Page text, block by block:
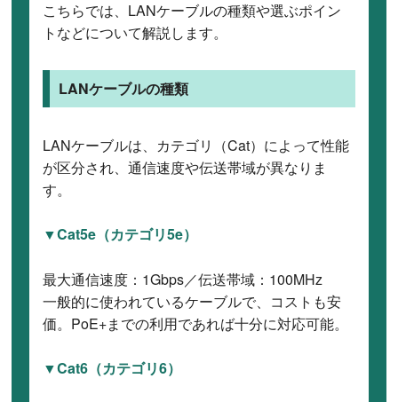
こちらでは、LANケーブルの種類や選ぶポイン
トなどについて解説します。
LANケーブルの種類
LANケーブルは、カテゴリ（Cat）によって性能
が区分され、通信速度や伝送帯域が異なりま
す。
▼Cat5e（カテゴリ5e）
最大通信速度：1Gbps／伝送帯域：100MHz
一般的に使われているケーブルで、コストも安
価。PoE+までの利用であれば十分に対応可能。
▼Cat6（カテゴリ6）